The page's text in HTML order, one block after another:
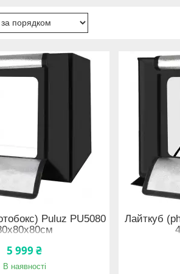
Puluz PU5080
5 999 ₴
В наявності
Лайткуб